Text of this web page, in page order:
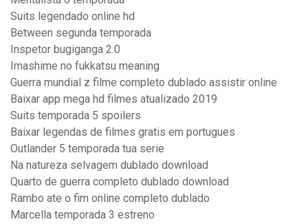
Suits legendado online hd
Between segunda temporada
Inspetor bugiganga 2.0
Imashime no fukkatsu meaning
Guerra mundial z filme completo dublado assistir online
Baixar app mega hd filmes atualizado 2019
Suits temporada 5 spoilers
Baixar legendas de filmes gratis em portugues
Outlander 5 temporada tua serie
Na natureza selvagem dublado download
Quarto de guerra completo dublado download
Rambo ate o fim online completo dublado
Marcella temporada 3 estreno